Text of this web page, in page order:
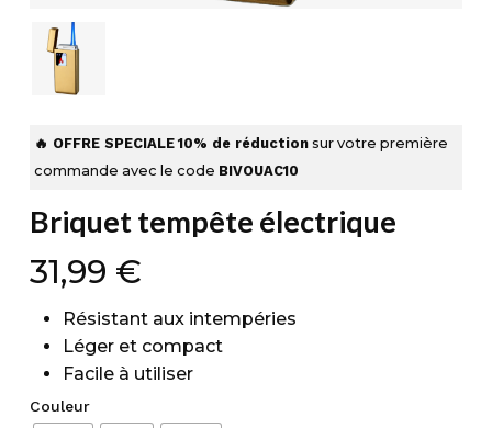
🔥 OFFRE SPECIALE 10% de réduction sur votre première
commande avec le code BIVOUAC10
Briquet tempête électrique
31,99 €
Résistant aux intempéries
Léger et compact
Facile à utiliser
Couleur